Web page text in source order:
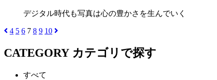
デジタル時代も写真は心の豊かさを生んでいく
4 5 6 7 8 9 10
CATEGORY カテゴリで探す
すべて